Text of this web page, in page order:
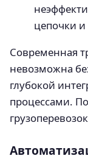
цепочки и
Современная
невозможна
глубокой
процессами.